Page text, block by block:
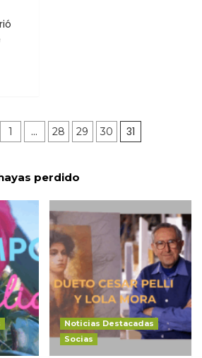
1 … 28 29 30 31
perdido
Noticias Destacadas
Socias